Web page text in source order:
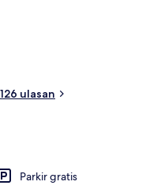
ulasan
Parkir gratis